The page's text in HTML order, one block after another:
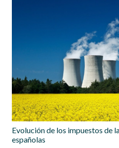
Evolución de los impuestos de
españolas